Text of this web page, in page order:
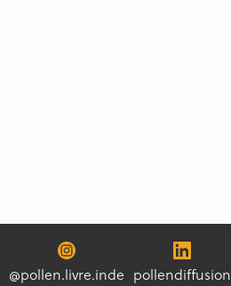
@pollen.livre.inde pollendiffusion